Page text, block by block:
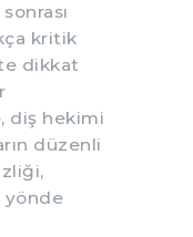
kritik
dikkat
diş hekimi
düzenli
yönde